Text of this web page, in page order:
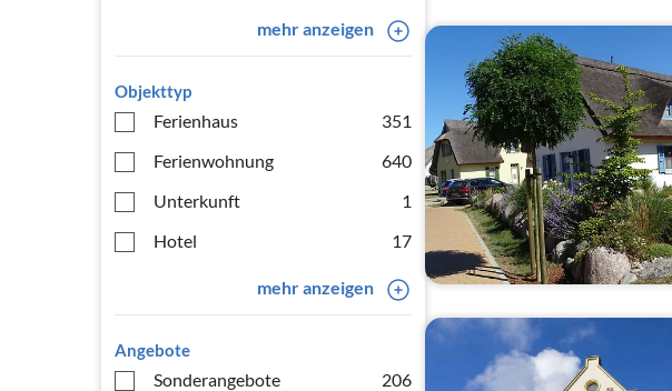
mehr anzeigen
Objekttyp
Ferienhaus
351
Ferienwohnung
640
Unterkunft
1
Hotel
17
mehr anzeigen
Angebote
Sonderangebote
206